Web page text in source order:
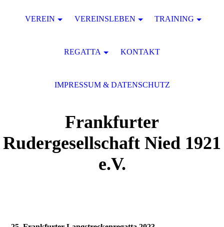
Frankfurter
Rudergesellschaft Nied 1921
e.V.
VEREIN VEREINSLEBEN TRAINING
REGATTA KONTAKT
IMPRESSUM & DATENSCHUTZ